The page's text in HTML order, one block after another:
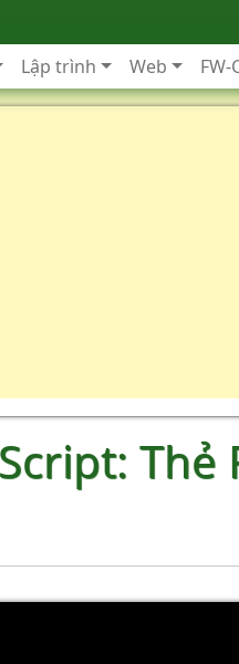
Lập trình Web FW-
Thẻ